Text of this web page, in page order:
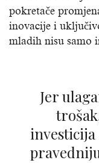
pokretače
inovacije i
mladih nisu samo
Jer ulaganje u djetinjstvo nije